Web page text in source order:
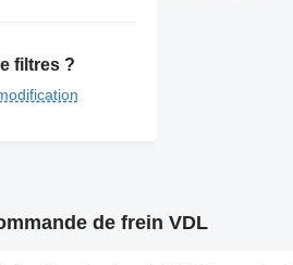
filtres ?
de frein VDL